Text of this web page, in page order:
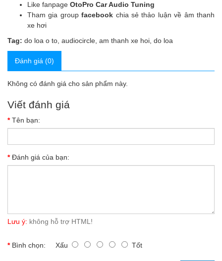
Like fanpage OtoPro Car Audio Tuning
Tham gia groupfacebook chia sẻ thảo luận về âm thanh
xe hơi
Tag: do loa o to, audiocircle, am thanh xe hoi, do loa
Đánh giá (0)
Không có đánh giá cho sản phẩm này.
Viết đánh giá
Tên bạn:
Đánh giá của bạn:
Lưu ý: không hỗ trợ HTML!
Bình chọn: Xấu Tốt